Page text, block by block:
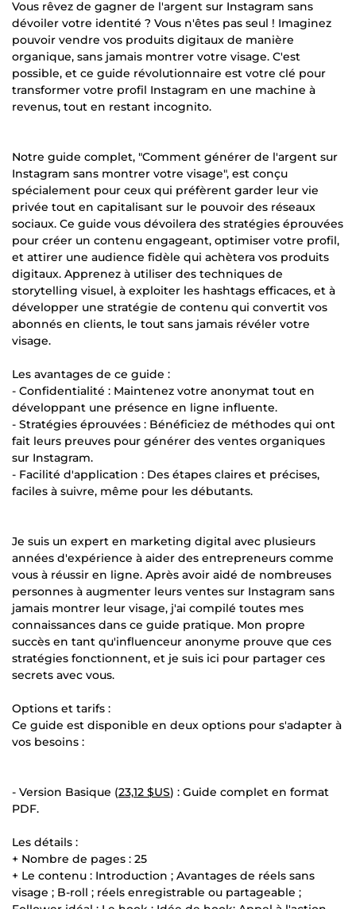
Vous rêvez de gagner de l'argent sur Instagram sans
dévoiler votre identité ? Vous n'êtes pas seul ! Imaginez
pouvoir vendre vos produits digitaux de manière
organique, sans jamais montrer votre visage. C'est
possible, et ce guide révolutionnaire est votre clé pour
transformer votre profil Instagram en une machine à
revenus, tout en restant incognito.
Notre guide complet, "Comment générer de l'argent sur
Instagram sans montrer votre visage", est conçu
spécialement pour ceux qui préfèrent garder leur vie
privée tout en capitalisant sur le pouvoir des réseaux
sociaux. Ce guide vous dévoilera des stratégies éprouvées
pour créer un contenu engageant, optimiser votre profil,
et attirer une audience fidèle qui achètera vos produits
digitaux. Apprenez à utiliser des techniques de
storytelling visuel, à exploiter les hashtags efficaces, et à
développer une stratégie de contenu qui convertit vos
abonnés en clients, le tout sans jamais révéler votre
visage.
Les avantages de ce guide :
- Confidentialité : Maintenez votre anonymat tout en
développant une présence en ligne influente.
- Stratégies éprouvées : Bénéficiez de méthodes qui ont
fait leurs preuves pour générer des ventes organiques
sur Instagram.
- Facilité d'application : Des étapes claires et précises,
faciles à suivre, même pour les débutants.
Je suis un expert en marketing digital avec plusieurs
années d'expérience à aider des entrepreneurs comme
vous à réussir en ligne. Après avoir aidé de nombreuses
personnes à augmenter leurs ventes sur Instagram sans
jamais montrer leur visage, j'ai compilé toutes mes
connaissances dans ce guide pratique. Mon propre
succès en tant qu'influenceur anonyme prouve que ces
stratégies fonctionnent, et je suis ici pour partager ces
secrets avec vous.
Options et tarifs :
Ce guide est disponible en deux options pour s'adapter à
vos besoins :
- Version Basique (23,12 $US) : Guide complet en format
PDF.
Les détails :
+ Nombre de pages : 25
+ Le contenu : Introduction ; Avantages de réels sans
visage ; B-roll ; réels enregistrable ou partageable ;